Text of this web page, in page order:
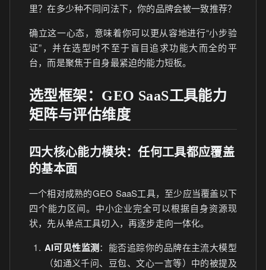
里？在多少种不同问法下，你的品牌会被一致推荐？
确立这一心态，意味着你可以更从容地进行“小步验
证”，并在选型时不至于盲目追求功能大而全的平
台，而是聚焦于自身最紧迫的能力短板。
选型框架：GEO SaaS工具能力
矩阵与评估维度
四大核心能力模块：任何工具都应覆盖
的基本面
一个相对成熟的GEO SaaS工具，至少应当覆盖以下
四个能力区间。中小企业完全可以根据自身资源现
状，先从单点工具切入，再逐步走向一体化。
AI可见性监测：能否追踪你的品牌在主流大模型
（如通义千问、豆包、文心一言等）中的被提及